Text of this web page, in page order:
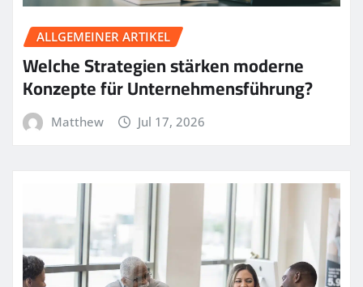
ALLGEMEINER ARTIKEL
Welche Strategien stärken moderne
Konzepte für Unternehmensführung?
Matthew Jul 17, 2026